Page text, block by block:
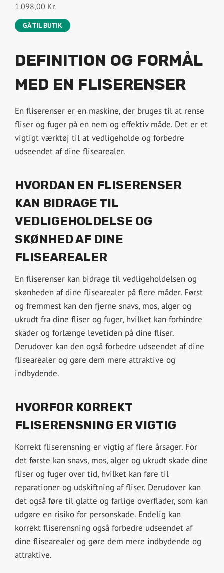
1.098,00 Kr.
GÅ TIL BUTIK
DEFINITION OG FORMÅL
MED EN FLISERENSER
En fliserenser er en maskine, der bruges til at rense
fliser og fuger på en nem og effektiv måde. Det er et
vigtigt værktøj til at vedligeholde og forbedre
udseendet af dine flisearealer.
HVORDAN EN FLISERENSER
KAN BIDRAGE TIL
VEDLIGEHOLDELSE OG
SKØNHED AF DINE
FLISEAREALER
En fliserenser kan bidrage til vedligeholdelsen og
skønheden af dine flisearealer på flere måder. Først
og fremmest kan den fjerne snavs, mos, alger og
ukrudt fra dine fliser og fuger, hvilket kan forhindre
skader og forlænge levetiden på dine fliser.
Derudover kan den også forbedre udseendet af dine
flisearealer og gøre dem mere attraktive og
indbydende.
HVORFOR KORREKT
FLISERENSNING ER VIGTIG
Korrekt fliserensning er vigtig af flere årsager. For
det første kan snavs, mos, alger og ukrudt skade dine
fliser og fuger over tid, hvilket kan føre til
reparationer og udskiftning af fliser. Derudover kan
det også føre til glatte og farlige overflader, som kan
udgøre en risiko for personskade. Endelig kan
korrekt fliserensning også forbedre udseendet af
dine flisearealer og gøre dem mere indbydende og
attraktive.